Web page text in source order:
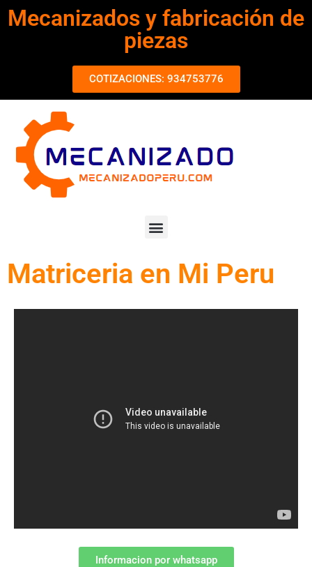
Mecanizados y fabricación de
piezas
COTIZACIONES: 934753776
Matriceria en Mi Peru
Informacion por whatsapp